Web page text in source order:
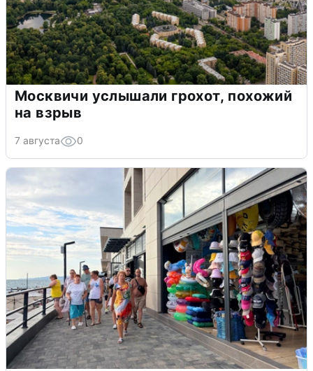
Москвичи услышали грохот, похожий
на взрыв
7 августа 0